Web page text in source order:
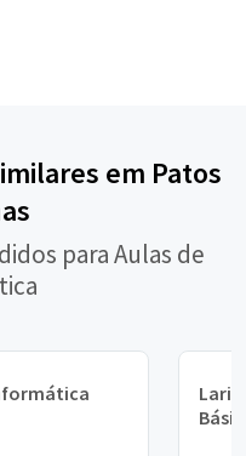
em Patos
para Aulas de